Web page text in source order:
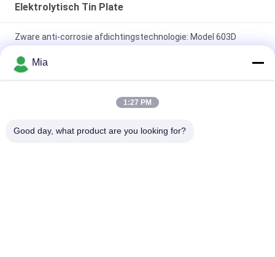
Elektrolytisch Tin Plate
Zware anti-corrosie afdichtingstechnologie: Model 603D
MR-kwaliteit elektrolytische blikplaten voor de productie van
Roestbestendig
Mia
1:27 PM
Good day, what product are you looking for?